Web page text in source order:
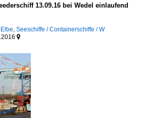
13.09.16 bei Wedel einlaufend
, Seeschiffe / Containerschiffe / W
